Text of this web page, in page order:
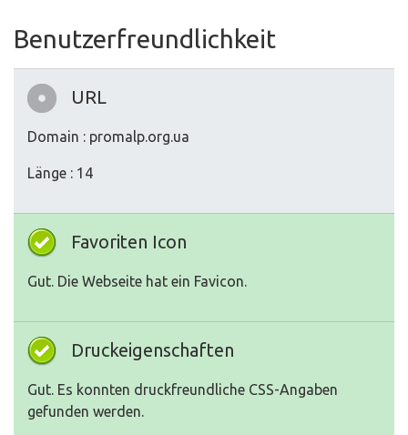
Benutzerfreundlichkeit
URL
Domain : promalp.org.ua
Länge : 14
Favoriten Icon
Gut. Die Webseite hat ein Favicon.
Druckeigenschaften
Gut. Es konnten druckfreundliche CSS-Angaben
gefunden werden.